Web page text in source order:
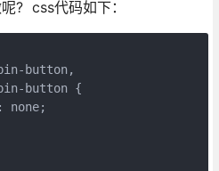
? css代码如下：
button,
button {
none;